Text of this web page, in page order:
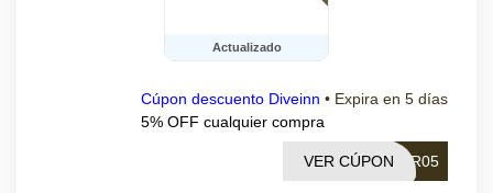
Actualizado
Cúpon descuento Diveinn • Expira en 5 días
5% OFF cualquier compra
ER05
VER CÚPON